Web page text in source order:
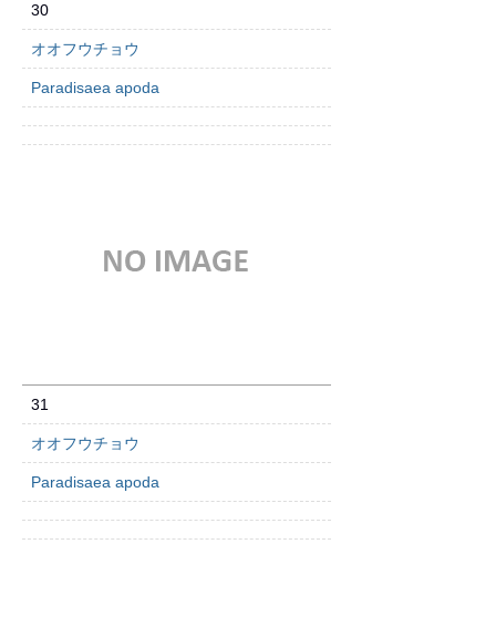
30
オオフウチョウ
Paradisaea apoda
31
オオフウチョウ
Paradisaea apoda